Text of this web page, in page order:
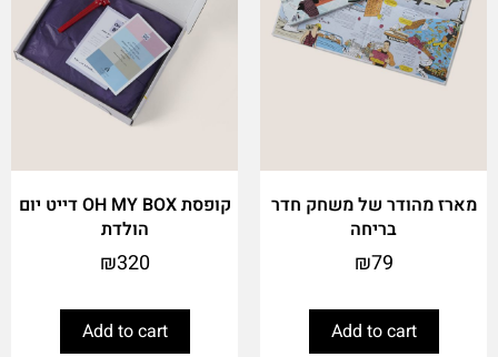
מארז מהודר של משחק חדר
בריחה
₪79
Add to cart
קופסת OH MY BOX דייט יום
הולדת
₪320
Add to cart